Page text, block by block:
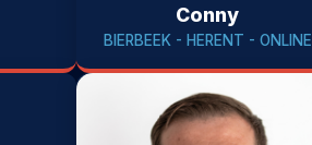
Conny
BIERBEEK - HERENT - ONLINE